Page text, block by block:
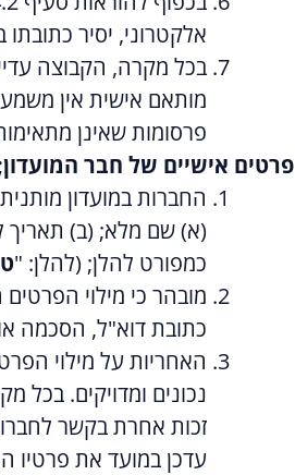
אלקטרוני, יסיר
בכל מקרה, הקבוצה
מותאם אישית אין
פרסומות שאינן
פרטים אישיים של חבר
החברות במועדון
(א) שם מלא; (ב) תאריך
כמפורט להלן; (להלן: "
מובהר כי מילוי
כתובת דוא"ל, הסכמה או
האחריות על מילוי
נכונים ומדויקים.
זכות אחרת בקשר
עדכן במועד את פרטיו